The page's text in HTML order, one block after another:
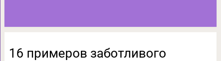
16 примеров заботливого